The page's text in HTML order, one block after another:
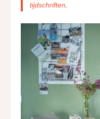
tijdschriften